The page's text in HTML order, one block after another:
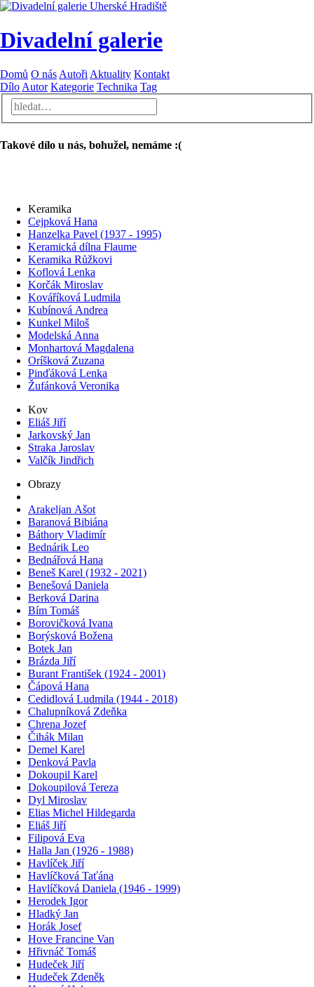
Divadelní galerie
Domů O nás Autoři Aktuality Kontakt
Dílo Autor Kategorie Technika Tag
Takové dílo u nás, bohužel, nemáme :(
Keramika
Cejpková Hana
Hanzelka Pavel (1937 - 1995)
Keramická dílna Flaume
Keramika Růžkovi
Koflová Lenka
Korčák Miroslav
Kováříková Ludmila
Kubínová Andrea
Kunkel Miloš
Modelská Anna
Monhartová Magdalena
Oríšková Zuzana
Pinďáková Lenka
Žufánková Veronika
Kov
Eliáš Jiří
Jarkovský Jan
Straka Jaroslav
Valčík Jindřich
Obrazy
Arakeljan Ašot
Baranová Bibiána
Báthory Vladimír
Bednárik Leo
Bednářová Hana
Beneš Karel (1932 - 2021)
Benešová Daniela
Berková Darina
Bím Tomáš
Borovičková Ivana
Borýsková Božena
Botek Jan
Brázda Jiří
Burant František (1924 - 2001)
Čápová Hana
Cedidlová Ludmila (1944 - 2018)
Chalupníková Zdeňka
Chrena Jozef
Čihák Milan
Demel Karel
Denková Pavla
Dokoupil Karel
Dokoupilová Tereza
Dyl Miroslav
Elias Michel Hildegarda
Eliáš Jiří
Filipová Eva
Halla Jan (1926 - 1988)
Havlíček Jiří
Havlíčková Taťána
Havlíčková Daniela (1946 - 1999)
Herodek Igor
Hladký Jan
Horák Josef
Hove Francine Van
Hřivnáč Tomáš
Hudeček Jiří
Hudeček Zdeněk